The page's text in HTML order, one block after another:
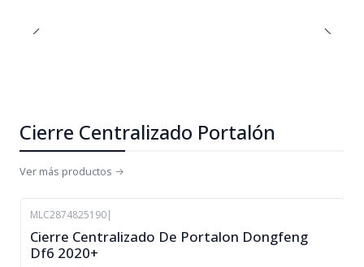
Cierre Centralizado Portalón
Ver más productos
OFF
MLC2874825190|
Cierre Centralizado De Portalon Dongfeng
Df6 2020+